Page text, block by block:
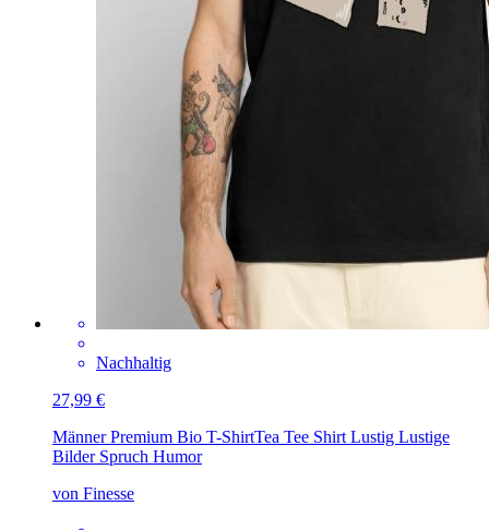
Nachhaltig
27,99 €
Männer Premium Bio T-ShirtTea Tee Shirt Lustig Lustige
Bilder Spruch Humor
von Finesse